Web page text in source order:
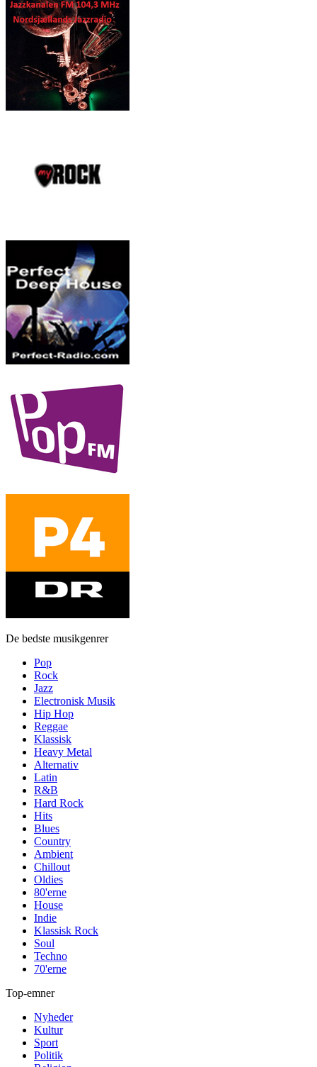
De bedste musikgenrer
Pop
Rock
Jazz
Electronisk Musik
Hip Hop
Reggae
Klassisk
Heavy Metal
Alternativ
Latin
R&B
Hard Rock
Hits
Blues
Country
Ambient
Chillout
Oldies
80'erne
House
Indie
Klassisk Rock
Soul
Techno
70'erne
Top-emner
Nyheder
Kultur
Sport
Politik